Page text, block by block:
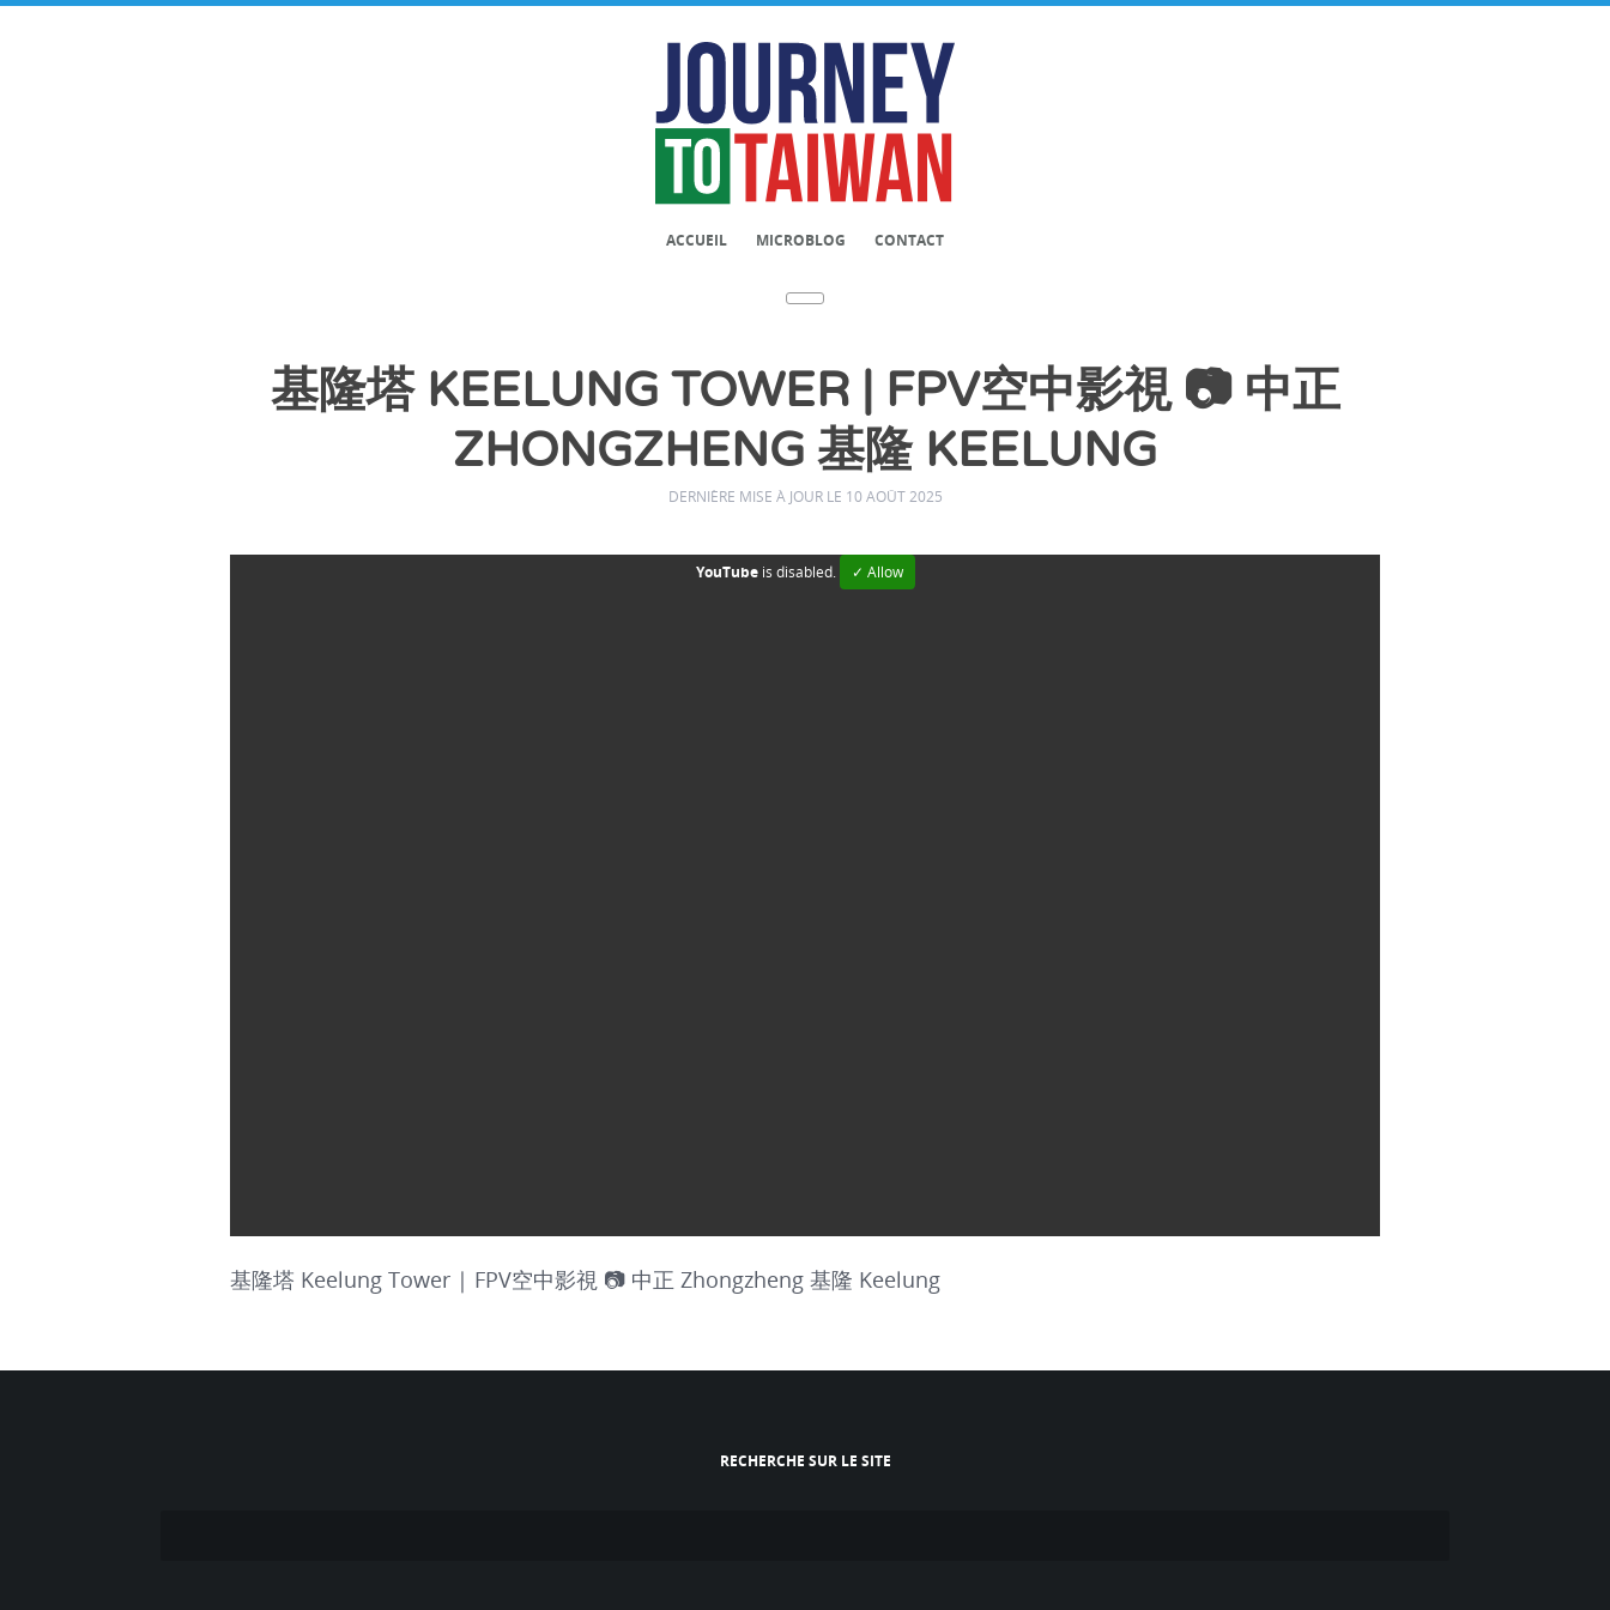
ACCUEIL MICROBLOG CONTACT
基隆塔 KEELUNG TOWER | FPV空中影視 📷 中正
ZHONGZHENG 基隆 KEELUNG
DERNIÈRE MISE À JOUR LE 10 AOÛT 2025
YouTubeis disabled. ✓ Allow
基隆塔 Keelung Tower | FPV空中影視 📷 中正 Zhongzheng 基隆 Keelung
RECHERCHE SUR LE SITE